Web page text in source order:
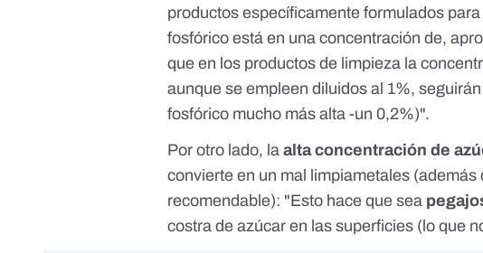
productos específicamente formulados
fosfórico está en una concentración de,
que en los productos de limpieza la
aunque se empleen diluidos al 1%,
fosfórico mucho más alta -un 0,2%)".
Por otro lado, laalta concentración de
convierte en un mal limpiametales (además
recomendable): "Esto hace que sea
costra de azúcar en las superficies (lo que